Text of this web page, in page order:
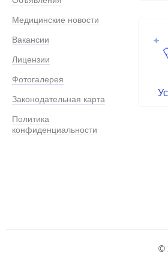
Медицинские новости
Вакансии
Лицензии
Фотогалерея
Законодательная карта
Политика
конфиденциальности
©